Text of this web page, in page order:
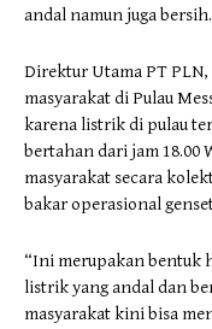
andal namun juga bersih.
Direktur Utama PT
masyarakat di Pulau
karena listrik di pulau
bertahan dari jam 18.00
masyarakat secara
bakar operasional
“Ini merupakan bentuk
listrik yang andal dan
masyarakat kini bisa